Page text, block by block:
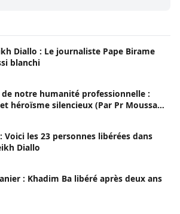
Diallo : Le journaliste Pape Birame
blanchi
de notre humanité professionnelle :
héroïsme silencieux (Par Pr Moussa
les 23 personnes libérées dans
Diallo
: Khadim Ba libéré après deux ans